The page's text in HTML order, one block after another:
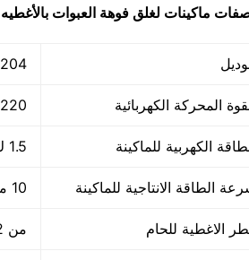
ماكينات لغلق فوهة العبوات بالأغطيه
204 ماركة مهندس منسي
المحركة الكهربائية 220 فولت
الكهربية للماكينة 1.5 ك واط
الطاقة الانتاجية للماكينة 10 متر بالدقيقة اي 600 متر بالساعه
الاغطية للحام من 2 سم حتي 10 سم